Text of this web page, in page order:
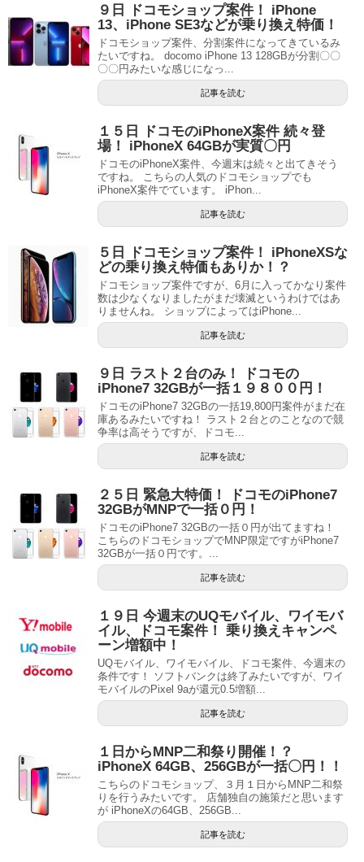
９日 ドコモショップ案件！ iPhone
13、iPhone SE3などが乗り換え特価！
ドコモショップ案件、分割案件になってきているみ
たいですね。 docomo iPhone 13 128GBが分割〇〇
〇〇円みたいな感じになっ...
記事を読む
１５日 ドコモのiPhoneX案件 続々登
場！ iPhoneX 64GBが実質〇円
ドコモのiPhoneX案件、今週末は続々と出てきそう
ですね。 こちらの人気のドコモショップでも
iPhoneX案件でています。 iPhon...
記事を読む
５日 ドコモショップ案件！ iPhoneXSな
どの乗り換え特価もありか！？
ドコモショップ案件ですが、6月に入ってかなり案件
数は少なくなりましたがまだ壊滅というわけではあ
りませんね。 ショップによってはiPhone...
記事を読む
９日 ラスト２台のみ！ ドコモの
iPhone7 32GBが一括１９８００円！
ドコモのiPhone7 32GBの一括19,800円案件がまだ在
庫あるみたいですね！ ラスト２台とのことなので競
争率は高そうですが、ドコモ...
記事を読む
２５日 緊急大特価！ ドコモのiPhone7
32GBがMNPで一括０円！
ドコモのiPhone7 32GBの一括０円が出てますね！
こちらのドコモショップでMNP限定ですがiPhone7
32GBが一括０円です。...
記事を読む
１９日 今週末のUQモバイル、ワイモバ
イル、ドコモ案件！ 乗り換えキャンペ
ーン増額中！
UQモバイル、ワイモバイル、ドコモ案件、今週末の
条件です！ ソフトバンクは終了みたいですが、ワイ
モバイルのPixel 9aが還元0.5増額...
記事を読む
１日からMNP二和祭り開催！？
iPhoneX 64GB、256GBが一括〇円！！
こちらのドコモショップ、３月１日からMNP二和祭
りを行うみたいです。 店舗独自の施策だと思います
が iPhoneXの64GB、256GB...
記事を読む